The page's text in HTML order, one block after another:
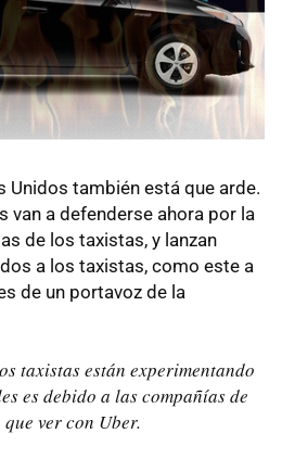
Unidos también está que arde.
van a defenderse ahora por la
de los taxistas, y lanzan
a los taxistas, como este a
de un portavoz de la
taxistas están experimentando
es debido a las compañías de
ver con Uber.